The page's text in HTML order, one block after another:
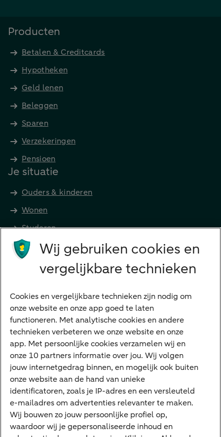
Producten
Betalen & Creditcards
Hypotheken
Geld lenen
Beleggen
Sparen
Verzekeringen
Pensioen
Je situatie
Ouders & kinderen
Wonen
Studeren
Preferred Banking
Digitale diensten
Internet Bankieren
ABN AMRO app
Tikkie
Apple Pay
Google Pay
Veilig bankieren
Meest gezocht
Wij gebruiken cookies en
vergelijkbare technieken
Cookies en vergelijkbare technieken zijn nodig om
onze website en onze app goed te laten
functioneren. Met analytische cookies en andere
technieken verbeteren we onze website en onze
app. Met persoonlijke cookies verzamelen wij en
onze 10 partners informatie over jou. Wij volgen
jouw internetgedrag binnen, en mogelijk ook buiten
onze website aan de hand van unieke
identificatoren, zoals je IP-adres en een versleuteld
e-mailadres om advertenties relevanter te maken.
Wij bouwen zo jouw persoonlijke profiel op,
waardoor wij je gepersonaliseerde inhoud en